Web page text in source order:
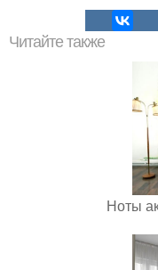
Читайте также
Ноты